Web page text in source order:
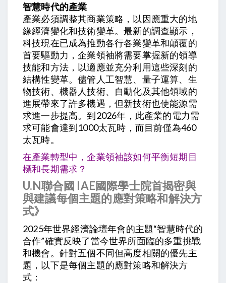
智慧時代的產業
產業必須調整其商業策略，以因應重大的地
緣經濟變化和技術變革。最新的調查顯示，
科技現在已成為推動各行各業變革和顛覆的
首要驅動力，企業領袖將需要掌握新的領導
技能和方法，以適應並充分利用這些深刻的
結構性變革。儘管人工智慧、量子運算、生
物技術、機器人技術、自動化及其他領域的
進展帶來了許多機遇，但新技術也使能源需
求進一步提高。到2026年，此產業的電力需
求可能會達到1000太瓦時，而目前僅為460
太瓦時。
在產業轉型中，企業領袖該如何平衡短期目
標和長期需求？
U.N聯合國 IAE國際學士院首揭密與
與建議每個主題的應對策略和解決方
式》
2025年世界經濟論壇年會的主題“智慧時代的
合作”確實反映了當今世界所面臨的多重挑戰
和機會。針對五個不同但高度相關的優先主
題，以下是每個主題的應對策略和解決方
式：